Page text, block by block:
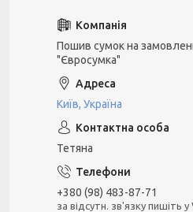
Пошив сумок на
"Євросумка"
Київ, Україна
Тетяна
+380 (98) 483-87-71
за відсутн. зв'язку пишіть